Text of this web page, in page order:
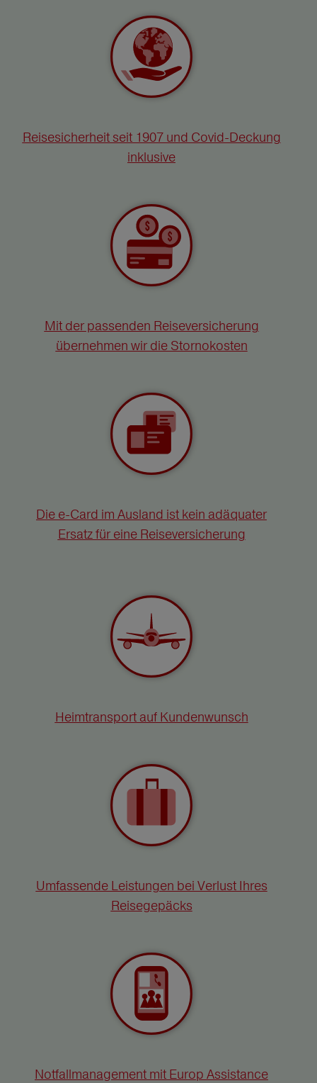
Reisesicherheit seit 1907 und Covid-Deckung
inklusive
Mit der passenden Reiseversicherung
übernehmen wir die Stornokosten
Die e-Card im Ausland ist kein adäquater
Ersatz für eine Reiseversicherung
Heimtransport auf Kundenwunsch
Umfassende Leistungen bei Verlust Ihres
Reisegepäcks
Notfallmanagement mit Europ Assistance